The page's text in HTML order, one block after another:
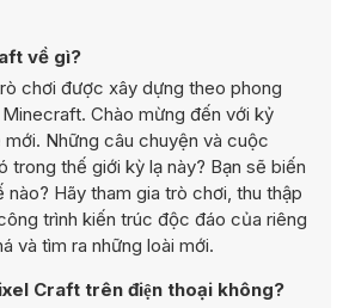
về gì?
chơi được xây dựng theo phong
Chào mừng đến với kỷ
Những câu chuyện và cuộc
trong thế giới kỳ lạ này? Bạn sẽ biến
nào? Hãy tham gia trò chơi, thu thập
trình kiến trúc độc đáo của riêng
và tìm ra những loài mới.
Craft trên điện thoại không?